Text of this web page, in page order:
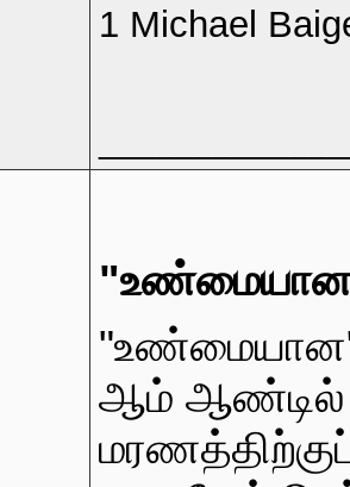
1 Michael
"உண்மையான"
ஆம் ஆண்டில்